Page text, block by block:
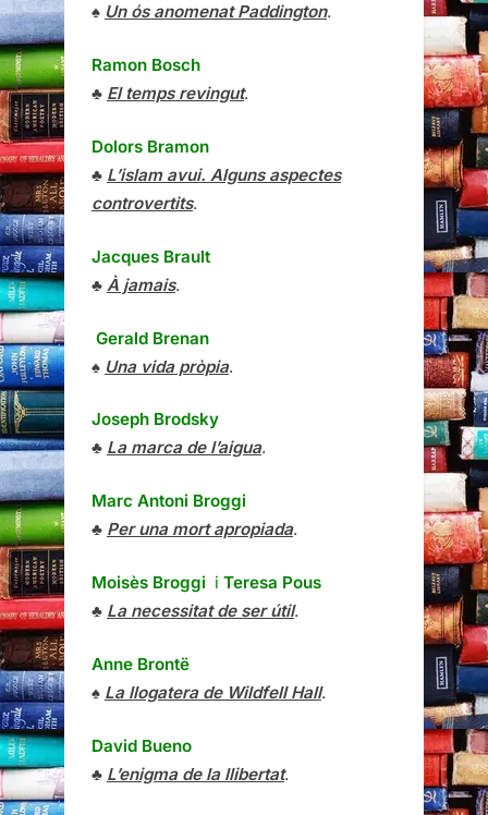
♠ Un ós anomenat Paddington.
Ramon Bosch
♣ El temps revingut.
Dolors Bramon
♣ L’islam avui. Alguns aspectes
controvertits.
Jacques Brault
♣ À jamais.
Gerald Brenan
♠ Una vida pròpia.
Joseph Brodsky
♣ La marca de l’aigua.
Marc Antoni Broggi
♣ Per una mort apropiada.
Moisès Broggi i Teresa Pous
♣ La necessitat de ser útil.
Anne Brontë
♠ La llogatera de Wildfell Hall.
David Bueno
♣ L’enigma de la llibertat.